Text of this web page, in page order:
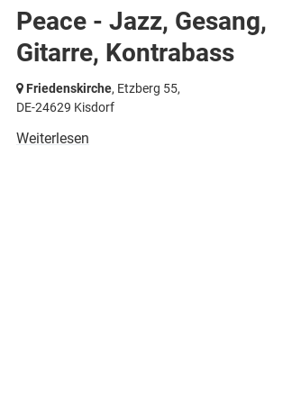
Peace - Jazz, Gesang,
Gitarre, Kontrabass
Friedenskirche, Etzberg 55,
DE-24629 Kisdorf
Weiterlesen